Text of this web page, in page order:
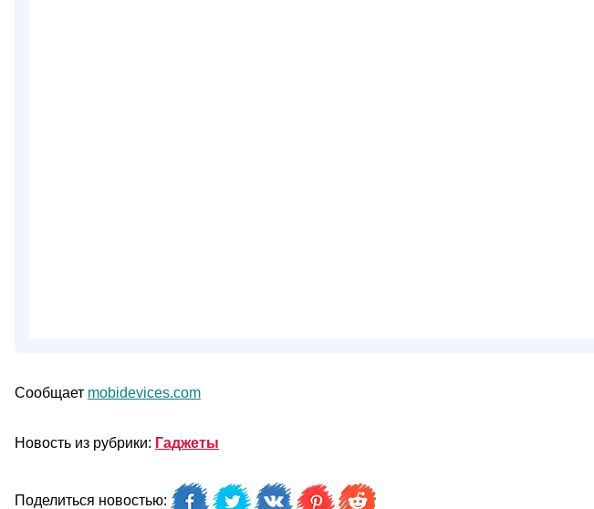
Сообщает mobidevices.com
Новость из рубрики: Гаджеты
Поделиться новостью: